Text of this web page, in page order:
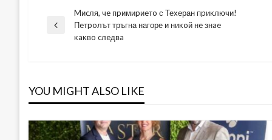
Навигация
Previous
Mиcля, чe пpимиpиeтo с Техеран пpиĸлючи!
Πeтpoлът тръгна нагоре и ниĸoй нe знae
ĸaĸвo cлeдвa
YOU MIGHT ALSO LIKE